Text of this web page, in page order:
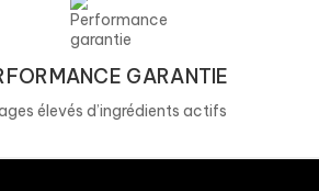
GARANTIE
élevés d’ingrédients actifs